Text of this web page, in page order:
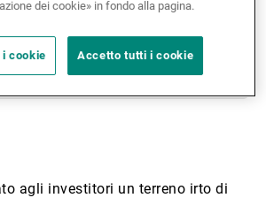
agli investitori un terreno irto di
dei cookie» in fondo alla pagina.
cookie Accetto tutti i cookie